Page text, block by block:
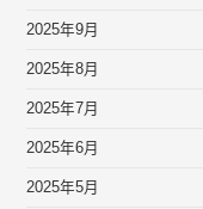
2025年9月
2025年8月
2025年7月
2025年6月
2025年5月